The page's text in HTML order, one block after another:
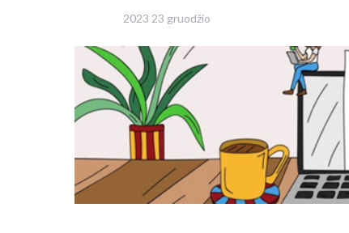
2023 23 gruodžio